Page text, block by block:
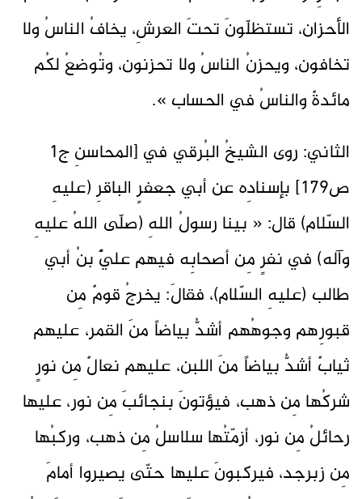
الأحزان، تستظلّونَ تحتَ العرشِ، يخافُ الناسُ ولا
تخافون، ويحزنُ الناسُ ولا تحزنون، وتُوضعُ لكُم
مائدةٌ والناسُ في الحساب ».
الثاني: روى الشيخُ البُرقي في [المحاسنِ ج1
ص179] بإسنادِه عن أبي جعفرٍ الباقرِ (عليهِ
السّلام) قال: « بينا رسولُ اللهِ (صلّى اللهُ عليهِ
وآله) في نفرٍ مِن أصحابِه فيهم عليٌّ بنُ أبي
طالب (عليهِ السّلام)، فقالَ: يخرجُ قومٌ مِن
قبورِهم وجوهُهم أشدُّ بياضاً منَ القمر، عليهم
ثيابٌ أشدُّ بياضاً منَ اللبن، عليهم نعالٌ مِن نورٍ
شركُها مِن ذهب، فيؤتونَ بنجائبَ مِن نور، عليها
رحائلُ مِن نور، أزمّتُها سلاسلُ مِن ذهب، وركبُها
مِن زبرجد، فيركبونَ عليها حتّى يصيروا أمامَ